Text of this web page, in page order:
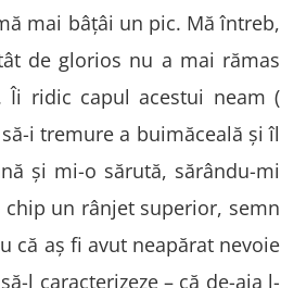
mai bâțâi un pic. Mă întreb,
de glorios nu a mai rămas
Îi ridic capul acestui neam (
i tremure a buimăceală și îl
și mi-o sărută, sărându-mi
un rânjet superior, semn
că aș fi avut neapărat nevoie
l caracterizeze – că de-aia l-